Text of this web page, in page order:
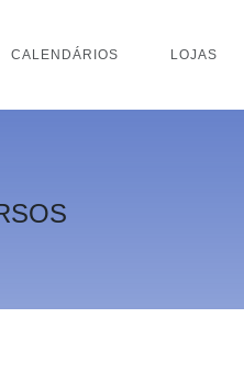
CALENDÁRIOS LOJAS